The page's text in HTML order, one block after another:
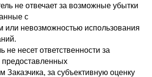
не отвечает за возможные убытки
с
или невозможностью использования
не несет ответственности за
предоставленных
Заказчика, за субъективную оценку
ИНН: 503 618 945 276
508 100 652 799